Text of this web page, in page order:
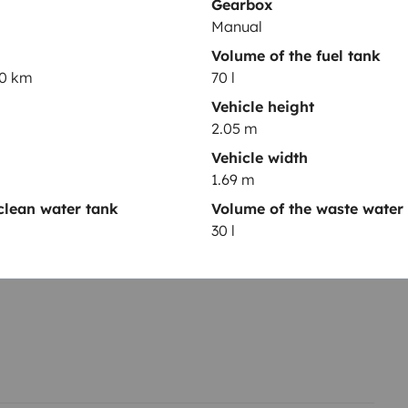
Gearbox
Manual
km
Volume of the fuel tank
70 l
Vehicle height
2.05 m
Vehicle width
1.69 m
water tank
Volume of the waste
30 l
T6 -
Year of registration
Height